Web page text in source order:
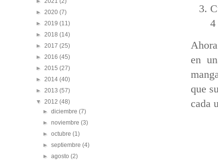
4
en
que
cada
► 2020 (7)
► 2019 (11)
► 2018 (14)
► 2017 (25)
► 2016 (45)
► 2015 (27)
► 2014 (40)
► 2013 (57)
▼ 2012 (48)
►diciembre(7)
►noviembre(3)
►octubre(1)
►septiembre(4)
►agosto(2)